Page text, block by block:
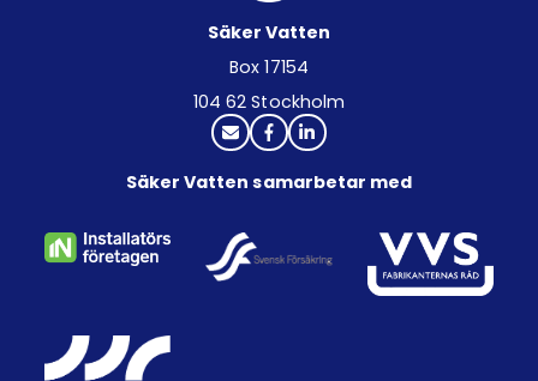
Säker Vatten
Box 17154
104 62 Stockholm
Säker Vatten samarbetar med